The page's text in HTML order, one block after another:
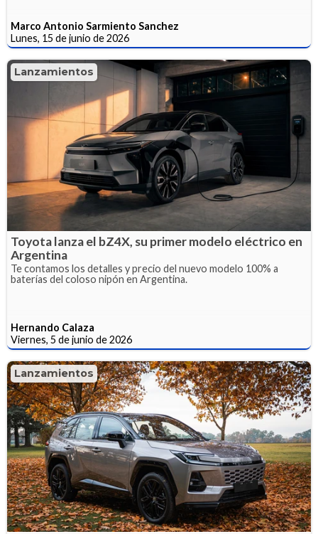
Marco Antonio Sarmiento Sanchez
Lunes, 15 de junio de 2026
Lanzamientos
Toyota lanza el bZ4X, su primer modelo eléctrico en
Argentina
Te contamos los detalles y precio del nuevo modelo 100% a
baterías del coloso nipón en Argentina.
Hernando Calaza
Viernes, 5 de junio de 2026
Lanzamientos